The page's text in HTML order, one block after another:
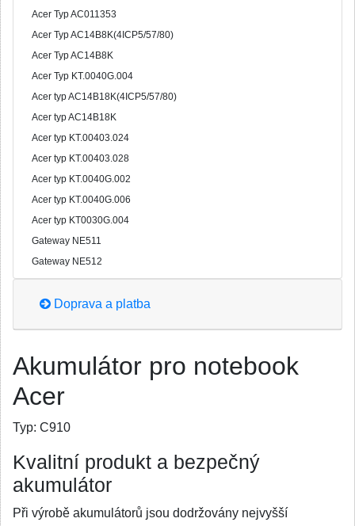
Acer Typ AC011353
Acer Typ AC14B8K(4ICP5/57/80)
Acer Typ AC14B8K
Acer Typ KT.0040G.004
Acer typ AC14B18K(4ICP5/57/80)
Acer typ AC14B18K
Acer typ KT.00403.024
Acer typ KT.00403.028
Acer typ KT.0040G.002
Acer typ KT.0040G.006
Acer typ KT0030G.004
Gateway NE511
Gateway NE512
Doprava a platba
Akumulátor pro notebook
Acer
Typ: C910
Kvalitní produkt a bezpečný
akumulátor
Při výrobě akumulátorů jsou dodržovány nejvyšší